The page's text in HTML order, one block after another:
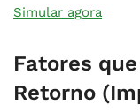
Simular agora
Fatores
Retorno